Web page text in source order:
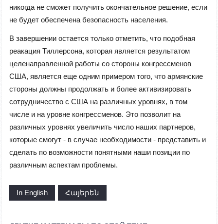
никогда не сможет получить окончательное решение, если
не будет обеспечена безопасность населения.
В завершении остается только отметить, что подобная
реакация Тиллерсона, которая является результатом
целенаправленной работы со стороны конгрессменов
США, является еще одним примером того, что армянские
стороны должны продолжать и более активизировать
сотрудничество с США на различных уровнях, в том
числе и на уровне конгрессменов. Это позволит на
различных уровнях увеличить число наших партнеров,
которые смогут - в случае необходимости - представить и
сделать по возможности понятными наши позиции по
различным аспектам проблемы.
In English Հայերեն